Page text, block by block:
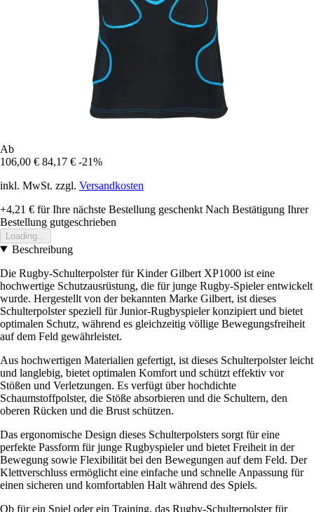
Ab
106,00 € 84,17 € -21%
inkl. MwSt. zzgl. Versandkosten
+4,21 € für Ihre nächste Bestellung geschenkt Nach Bestätigung Ihrer
Bestellung gutgeschrieben
Loading...
Beschreibung
Die Rugby-Schulterpolster für Kinder Gilbert XP1000 ist eine
hochwertige Schutzausrüstung, die für junge Rugby-Spieler entwickelt
wurde. Hergestellt von der bekannten Marke Gilbert, ist dieses
Schulterpolster speziell für Junior-Rugbyspieler konzipiert und bietet
optimalen Schutz, während es gleichzeitig völlige Bewegungsfreiheit
auf dem Feld gewährleistet.
Aus hochwertigen Materialien gefertigt, ist dieses Schulterpolster leicht
und langlebig, bietet optimalen Komfort und schützt effektiv vor
Stößen und Verletzungen. Es verfügt über hochdichte
Schaumstoffpolster, die Stöße absorbieren und die Schultern, den
oberen Rücken und die Brust schützen.
Das ergonomische Design dieses Schulterpolsters sorgt für eine
perfekte Passform für junge Rugbyspieler und bietet Freiheit in der
Bewegung sowie Flexibilität bei den Bewegungen auf dem Feld. Der
Klettverschluss ermöglicht eine einfache und schnelle Anpassung für
einen sicheren und komfortablen Halt während des Spiels.
Ob für ein Spiel oder ein Training, das Rugby-Schulterpolster für